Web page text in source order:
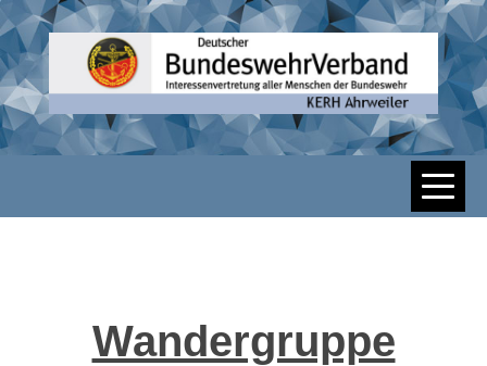
Skip
content
DBWV KERH
Wandergruppe